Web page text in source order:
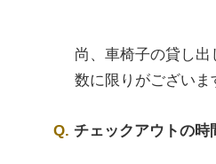
尚、車椅子の貸し出
数に限りがござい
チェックアウトの時